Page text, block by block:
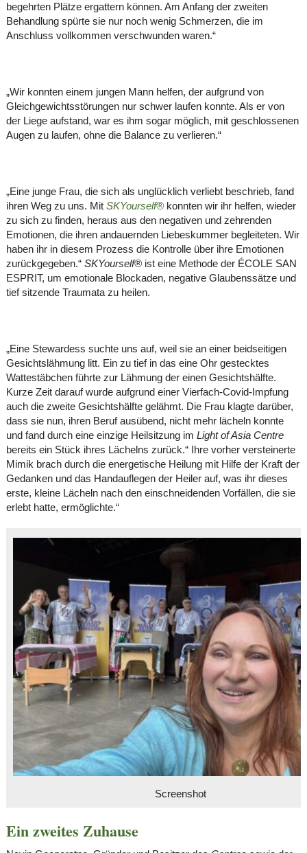
begehrten Plätze ergattern können. Am Anfang der zweiten
Behandlung spürte sie nur noch wenig Schmerzen, die im
Anschluss vollkommen verschwunden waren.“
„Wir konnten einem jungen Mann helfen, der aufgrund von
Gleichgewichtsstörungen nur schwer laufen konnte. Als er von
der Liege aufstand, war es ihm sogar möglich, mit geschlossenen
Augen zu laufen, ohne die Balance zu verlieren.“
„Eine junge Frau, die sich als unglücklich verliebt beschrieb, fand
ihren Weg zu uns. Mit SKYourself®konnten wir ihr helfen, wieder
zu sich zu finden, heraus aus den negativen und zehrenden
Emotionen, die ihren andauernden Liebeskummer begleiteten. Wir
haben ihr in diesem Prozess die Kontrolle über ihre Emotionen
zurückgegeben.“ SKYourself®ist eine Methode der ÉCOLE SAN
ESPRIT, um emotionale Blockaden, negative Glaubenssätze und
tief sitzende Traumata zu heilen.
„Eine Stewardess suchte uns auf, weil sie an einer beidseitigen
Gesichtslähmung litt. Ein zu tief in das eine Ohr gestecktes
Wattestäbchen führte zur Lähmung der einen Gesichtshälfte.
Kurze Zeit darauf wurde aufgrund einer Vierfach-Covid-Impfung
auch die zweite Gesichtshälfte gelähmt. Die Frau klagte darüber,
dass sie nun, ihren Beruf ausübend, nicht mehr lächeln konnte
und fand durch eine einzige Heilsitzung im Light of Asia Centre
bereits ein Stück ihres Lächelns zurück.“ Ihre vorher versteinerte
Mimik brach durch die energetische Heilung mit Hilfe der Kraft der
Gedanken und das Handauflegen der Heiler auf, was ihr dieses
erste, kleine Lächeln nach den einschneidenden Vorfällen, die sie
erlebt hatte, ermöglichte.“
Screenshot
Ein zweites Zuhause